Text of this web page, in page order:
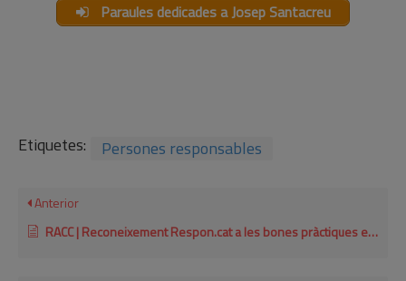
Paraules dedicades a Josep Santacreu
Etiquetes: Persones responsables
Anterior
RACC | Reconeixement Respon.cat a les bones pràctiques en reforma horària 2020